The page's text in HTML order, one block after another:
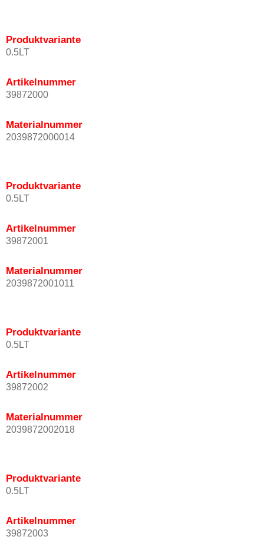
Produktvariante
0.5LT
Artikelnummer
39872000
Materialnummer
2039872000014
Produktvariante
0.5LT
Artikelnummer
39872001
Materialnummer
2039872001011
Produktvariante
0.5LT
Artikelnummer
39872002
Materialnummer
2039872002018
Produktvariante
0.5LT
Artikelnummer
39872003